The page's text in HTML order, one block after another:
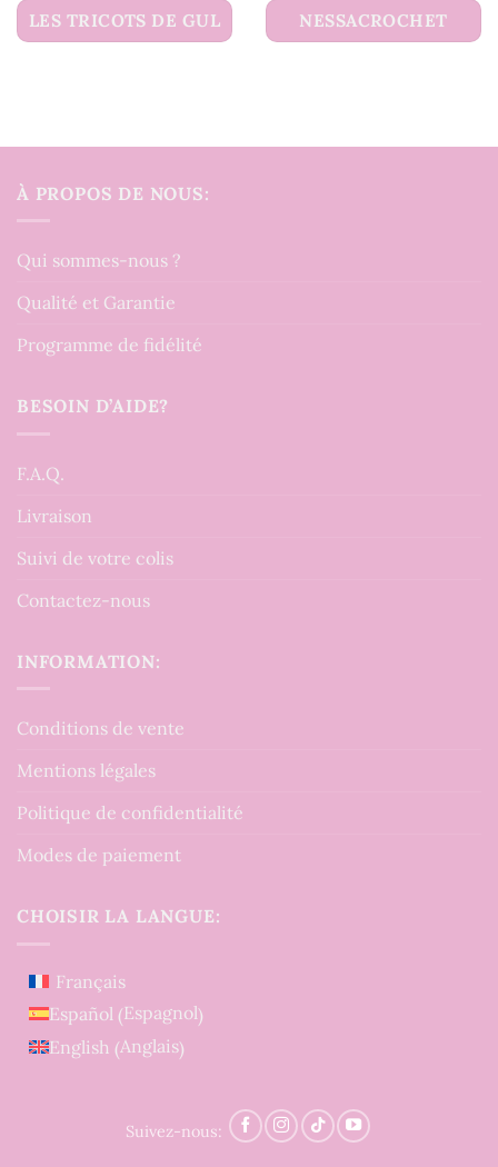
LES TRICOTS DE GUL NESSACROCHET
À PROPOS DE NOUS:
Qui sommes-nous ?
Qualité et Garantie
Programme de fidélité
BESOIN D’AIDE?
F.A.Q.
Livraison
Suivi de votre colis
Contactez-nous
INFORMATION:
Conditions de vente
Mentions légales
Politique de confidentialité
Modes de paiement
CHOISIR LA LANGUE:
Français
Español (Espagnol)
English (Anglais)
Suivez-nous: